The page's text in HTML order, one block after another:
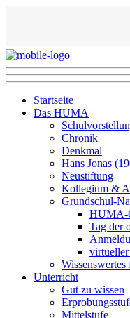
Startseite
Das HUMA
Chronik
Denkmal
Hans Jonas
Neustiftung
Kollegium &
Grundschul-
HUMA-
Tag der
Unterricht
Gut zu wissen
Mittelstufe